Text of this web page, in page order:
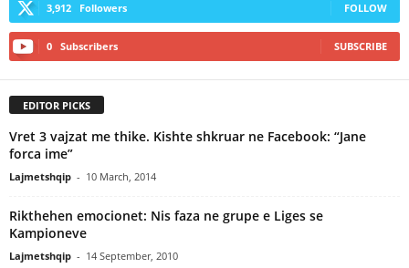
3,912 Followers FOLLOW
0 Subscribers SUBSCRIBE
EDITOR PICKS
Vret 3 vajzat me thike. Kishte shkruar ne Facebook: “Jane
forca ime”
Lajmetshqip - 10 March, 2014
Rikthehen emocionet: Nis faza ne grupe e Liges se
Kampioneve
Lajmetshqip - 14 September, 2010